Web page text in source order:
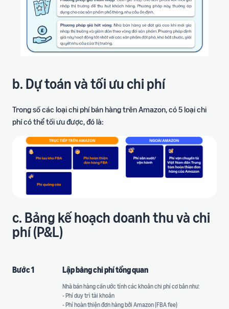
b. Dự toán và tối ưu chi phí
Trong số các loại chi phí bán hàng trên Amazon, có 5 loại chi
phí có thể tối ưu được, đó là:
c. Bảng kế hoạch doanh thu và chi
phí (P&L)
Bước 1 Lập bảng chi phí tổng quan
Nhà bán hàng cần ước tính các khoản chi phí cơ bản như:
- Phí duy trì tài khoản
- Phí hoàn thiện đơn hàng bởi Amazon (FBA fee)